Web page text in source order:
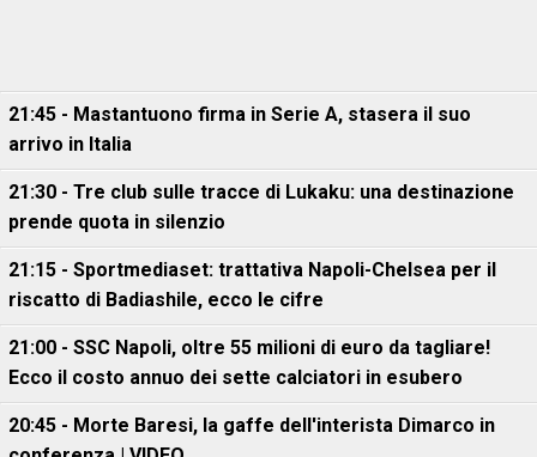
21:45 - Mastantuono firma in Serie A, stasera il suo
arrivo in Italia
21:30 - Tre club sulle tracce di Lukaku: una destinazione
prende quota in silenzio
21:15 - Sportmediaset: trattativa Napoli-Chelsea per il
riscatto di Badiashile, ecco le cifre
21:00 - SSC Napoli, oltre 55 milioni di euro da tagliare!
Ecco il costo annuo dei sette calciatori in esubero
20:45 - Morte Baresi, la gaffe dell'interista Dimarco in